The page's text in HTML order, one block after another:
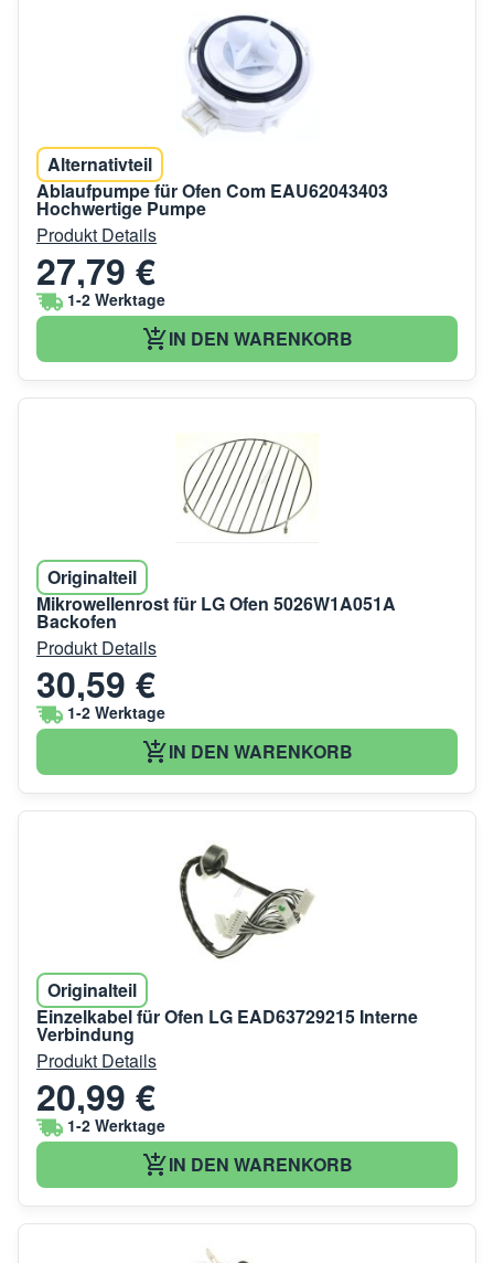
Alternativteil
Ablaufpumpe für Ofen Com EAU62043403
Hochwertige Pumpe
Produkt Details
27,79 €
1-2 Werktage
IN DEN WARENKORB
Originalteil
Mikrowellenrost für LG Ofen 5026W1A051A
Backofen
Produkt Details
30,59 €
1-2 Werktage
IN DEN WARENKORB
Originalteil
Einzelkabel für Ofen LG EAD63729215 Interne
Verbindung
Produkt Details
20,99 €
1-2 Werktage
IN DEN WARENKORB